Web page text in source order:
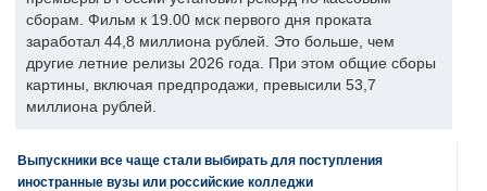
сборам. Фильм к 19.00 мск первого дня проката
заработал 44,8 миллиона рублей. Это больше, чем
другие летние релизы 2026 года. При этом общие сборы
картины, включая предпродажи, превысили 53,7
миллиона рублей.
Выпускники все чаще стали выбирать для поступления
иностранные вузы или российские колледжи